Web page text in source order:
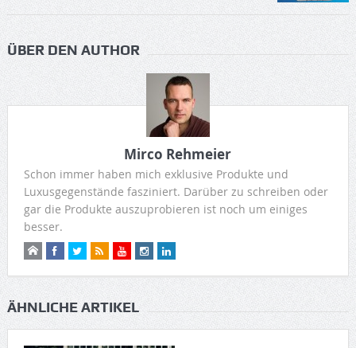
ÜBER DEN AUTHOR
Mirco Rehmeier
Schon immer haben mich exklusive Produkte und
Luxusgegenstände fasziniert. Darüber zu schreiben oder
gar die Produkte auszuprobieren ist noch um einiges
besser.
ÄHNLICHE ARTIKEL